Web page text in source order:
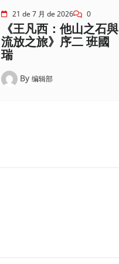
21 de 7 月 de 2026 0
《王凡西：他山之石與
流放之旅》序二 班國
瑞
By 编辑部